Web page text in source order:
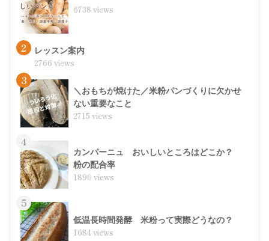
6738 views
2 レッスン案内
2766 views
3
＼おもちが焼けた／米粉パンづくりに欠かせ
ない重要なこと
2715 views
4
カンパーニュ おいしいところはどこか？
粉の配合率
1890 views
5
低温長時間発酵 米粉って実際どうなの？
1684 views